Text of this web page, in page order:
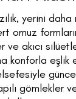
yerini
omuz
akıcı
konforla eşlik
gömlekler